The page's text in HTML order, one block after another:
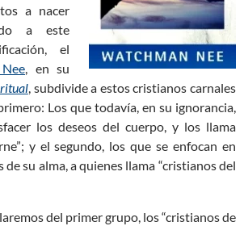
a nacer
a este
el
, en su
, subdivide a estos cristianos carnales
Los que todavía, en su ignorancia,
los deseos del cuerpo, y los llama
y el segundo, los que se enfocan en
de su alma, a quienes llama “cristianos del
del primer grupo, los “cristianos de